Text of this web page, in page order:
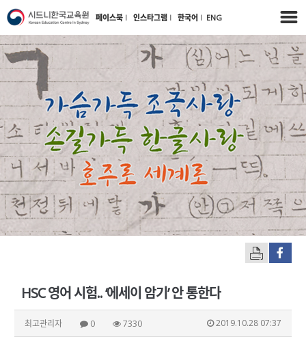
페이스북 l 인스타그램 l 한국어 l ENG
HSC 영어 시험.. ‘에세이 암기’ 안 통한다
최고관리자 0 7330 2019.10.28 07:37